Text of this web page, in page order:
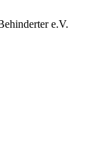
e.V.